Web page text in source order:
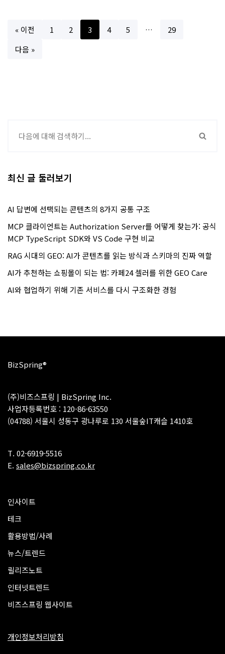
« 이전 1 2 3 4 5 …
29
다음 »
최신 글 둘러보기
AI 답변에 선택되는 콘텐츠의 8가지 공통 구조
MCP 클라이언트는 Authorization Server를 어떻게 찾는가: 공식
MCP TypeScript SDK와 VS Code 구현 비교
RAG 시대의 GEO: AI가 콘텐츠를 읽는 방식과 스키마의 진짜 역할
AI가 추천하는 쇼핑몰이 되는 법: 카페24 셀러를 위한 GEO Care
AI와 협업하기 위해 기존 서비스를 다시 구조화한 경험
BizSpring®
(주)비즈스프링 | BizSpring Inc.
사업자등록번호 : 120-86-63550
(04788) 서울시 성동구 광나루로 130 서울숲IT캐슬 1410호
T. 02-6919-5516
E. sales@bizspring.co.kr
인사이트
테크
활용방법/사례
뉴스/트렌드
릴리즈노트
인터넷트렌드
비즈스프링 웹사이트
개인정보처리방침